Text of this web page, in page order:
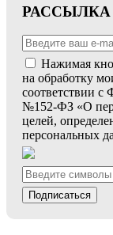
РАССЫЛКА
Нажимая
на обработку
соответствии с
№152-ФЗ «О
целей,
персональных
Подписаться